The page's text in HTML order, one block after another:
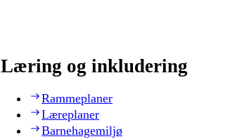
Læring og inkludering
Rammeplaner
Læreplaner
Barnehagemiljø